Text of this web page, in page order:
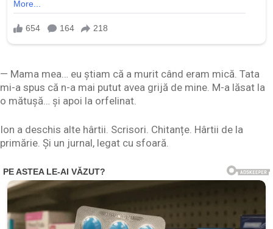
— Mama mea… eu știam că a murit când eram mică. Tata
mi-a spus că n-a mai putut avea grijă de mine. M-a lăsat la
o mătușă… și apoi la orfelinat.
Ion a deschis alte hârtii. Scrisori. Chitanțe. Hârtii de la
primărie. Și un jurnal, legat cu sfoară.